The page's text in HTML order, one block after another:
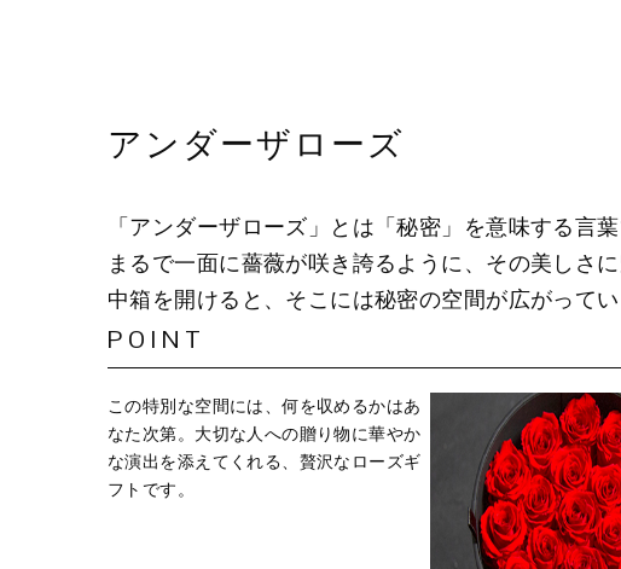
アンダーザローズ
「アンダーザローズ」とは「秘密」を意味する言葉
まるで一面に薔薇が咲き誇るように、その美しさ
中箱を開けると、そこには秘密の空間が広がってい
POINT
この特別な空間には、何を収めるかはあ
なた次第。大切な人への贈り物に華やか
な演出を添えてくれる、贅沢なローズギ
フトです。